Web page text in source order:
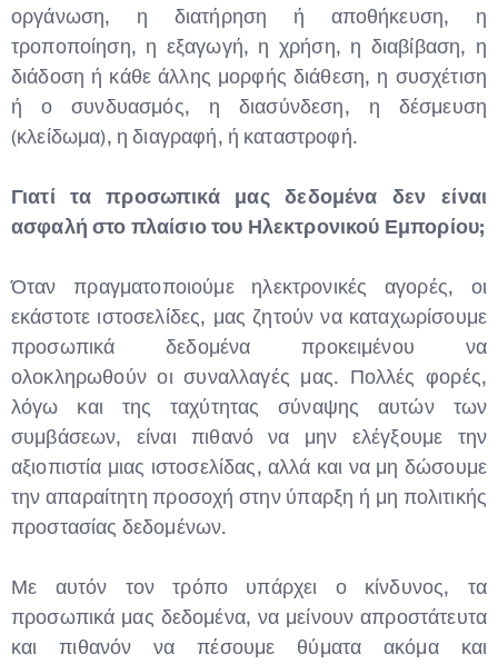
οργάνωση, η διατήρηση ή αποθήκευση, η
τροποποίηση, η εξαγωγή, η χρήση, η διαβίβαση, η
διάδοση ή κάθε άλλης μορφής διάθεση, η συσχέτιση
ή ο συνδυασμός, η διασύνδεση, η δέσμευση
(κλείδωμα), η διαγραφή, ή καταστροφή.
Γιατί τα προσωπικά μας δεδομένα δεν είναι
ασφαλή στο πλαίσιο του Ηλεκτρονικού Εμπορίου;
Όταν πραγματοποιούμε ηλεκτρονικές αγορές, οι
εκάστοτε ιστοσελίδες, μας ζητούν να καταχωρίσουμε
προσωπικά δεδομένα προκειμένου να
ολοκληρωθούν οι συναλλαγές μας. Πολλές φορές,
λόγω και της ταχύτητας σύναψης αυτών των
συμβάσεων, είναι πιθανό να μην ελέγξουμε την
αξιοπιστία μιας ιστοσελίδας, αλλά και να μη δώσουμε
την απαραίτητη προσοχή στην ύπαρξη ή μη πολιτικής
προστασίας δεδομένων.
Με αυτόν τον τρόπο υπάρχει ο κίνδυνος, τα
προσωπικά μας δεδομένα, να μείνουν απροστάτευτα
και πιθανόν να πέσουμε θύματα ακόμα και